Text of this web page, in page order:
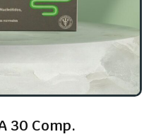
30 Comp.